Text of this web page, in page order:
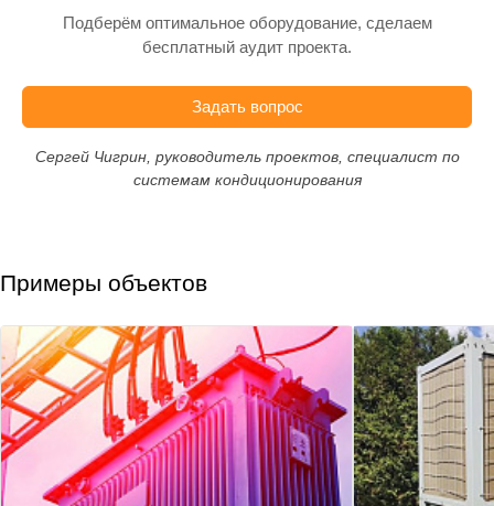
Подберём оптимальное оборудование, сделаем
бесплатный аудит проекта.
Задать вопрос
Сергей Чигрин, руководитель проектов, специалист по
системам кондиционирования
Примеры объектов